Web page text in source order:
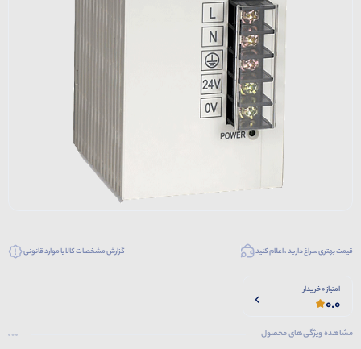
قیمت بهتری سراغ دارید ، اعلام کنید گزارش مشخصات کالا یا موارد قانونی
امتیاز 0 خریدار
0.0
مشاهده ویژگی‌های محصول